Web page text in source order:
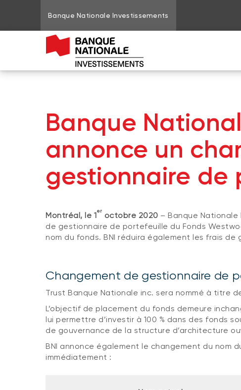
Banque Nationale Investissements
Banque
annonce un
gestionnaire de
Montréal, le 1er octobre 2020 – Banque Nationale
de gestionnaire de portefeuille du Fonds
nom du fonds. BNI réduira également les frais
Changement de gestionnaire de
Trust Banque Nationale inc. sera nommé à titre
L’objectif de placement du fonds demeure
lui permettre d’investir à 100 % dans des fonds
de gouvernance de la structure d’architecture
BNI annonce également le changement du nom
immédiatement :